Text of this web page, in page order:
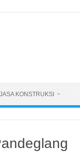
JASA KONSTRUKSI